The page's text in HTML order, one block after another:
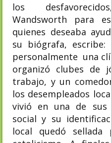
los
Wandsworth para
quienes deseaba
su biógrafa,
personalmente una
organizó clubes de
trabajo, y un
los desempleados
vivió en una de sus
social y su
local quedó